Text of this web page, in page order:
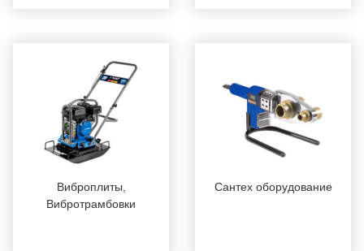
Виброплиты,
Вибротрамбовки
Сантех оборудование